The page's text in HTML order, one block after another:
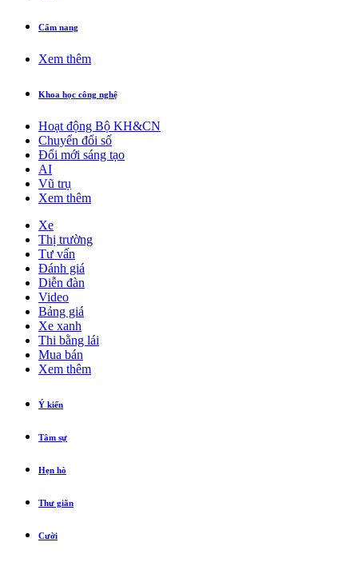
Cẩm nang
Xem thêm
Khoa học công nghệ
Hoạt động Bộ KH&CN
Chuyển đổi số
Đổi mới sáng tạo
AI
Vũ trụ
Xem thêm
Xe
Thị trường
Tư vấn
Đánh giá
Diễn đàn
Video
Bảng giá
Xe xanh
Thi bằng lái
Mua bán
Xem thêm
Ý kiến
Tâm sự
Hẹn hò
Thư giãn
Cười